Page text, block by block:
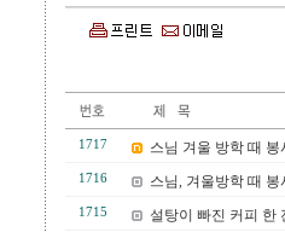
1717 스님 겨울 방학 때
1716 스님, 겨울방학 때
1715 설탕이 빠진 커피 한